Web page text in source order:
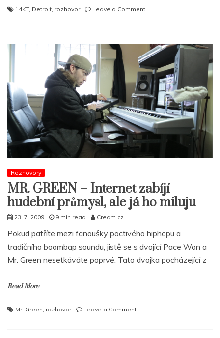
14KT, Detroit rozhovor Leave a Commenton
na
Dillovi
Rozhovory
MR. GREEN – Internet zabíjí
hudební průmysl, ale já ho miluju
23. 7. 2009 9 min read Cream.cz
Pokud patříte mezi fanoušky poctivého hiphopu a
tradičního boombap soundu, jistě se s dvojící Pace Won a
Mr. Green nesetkáváte poprvé. Tato dvojka pocházející z
Read More
Mr. Green rozhovor Leave a Commenton